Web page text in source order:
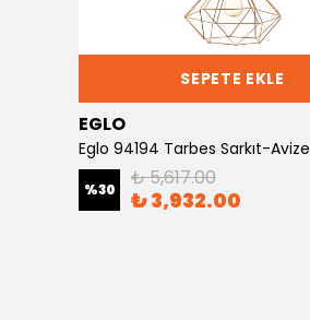
SEPETE EKLE
EGLO
Eglo 94194 Tarbes Sarkıt-Avize
%30 ₺ 5,617.00
₺ 3,932.00